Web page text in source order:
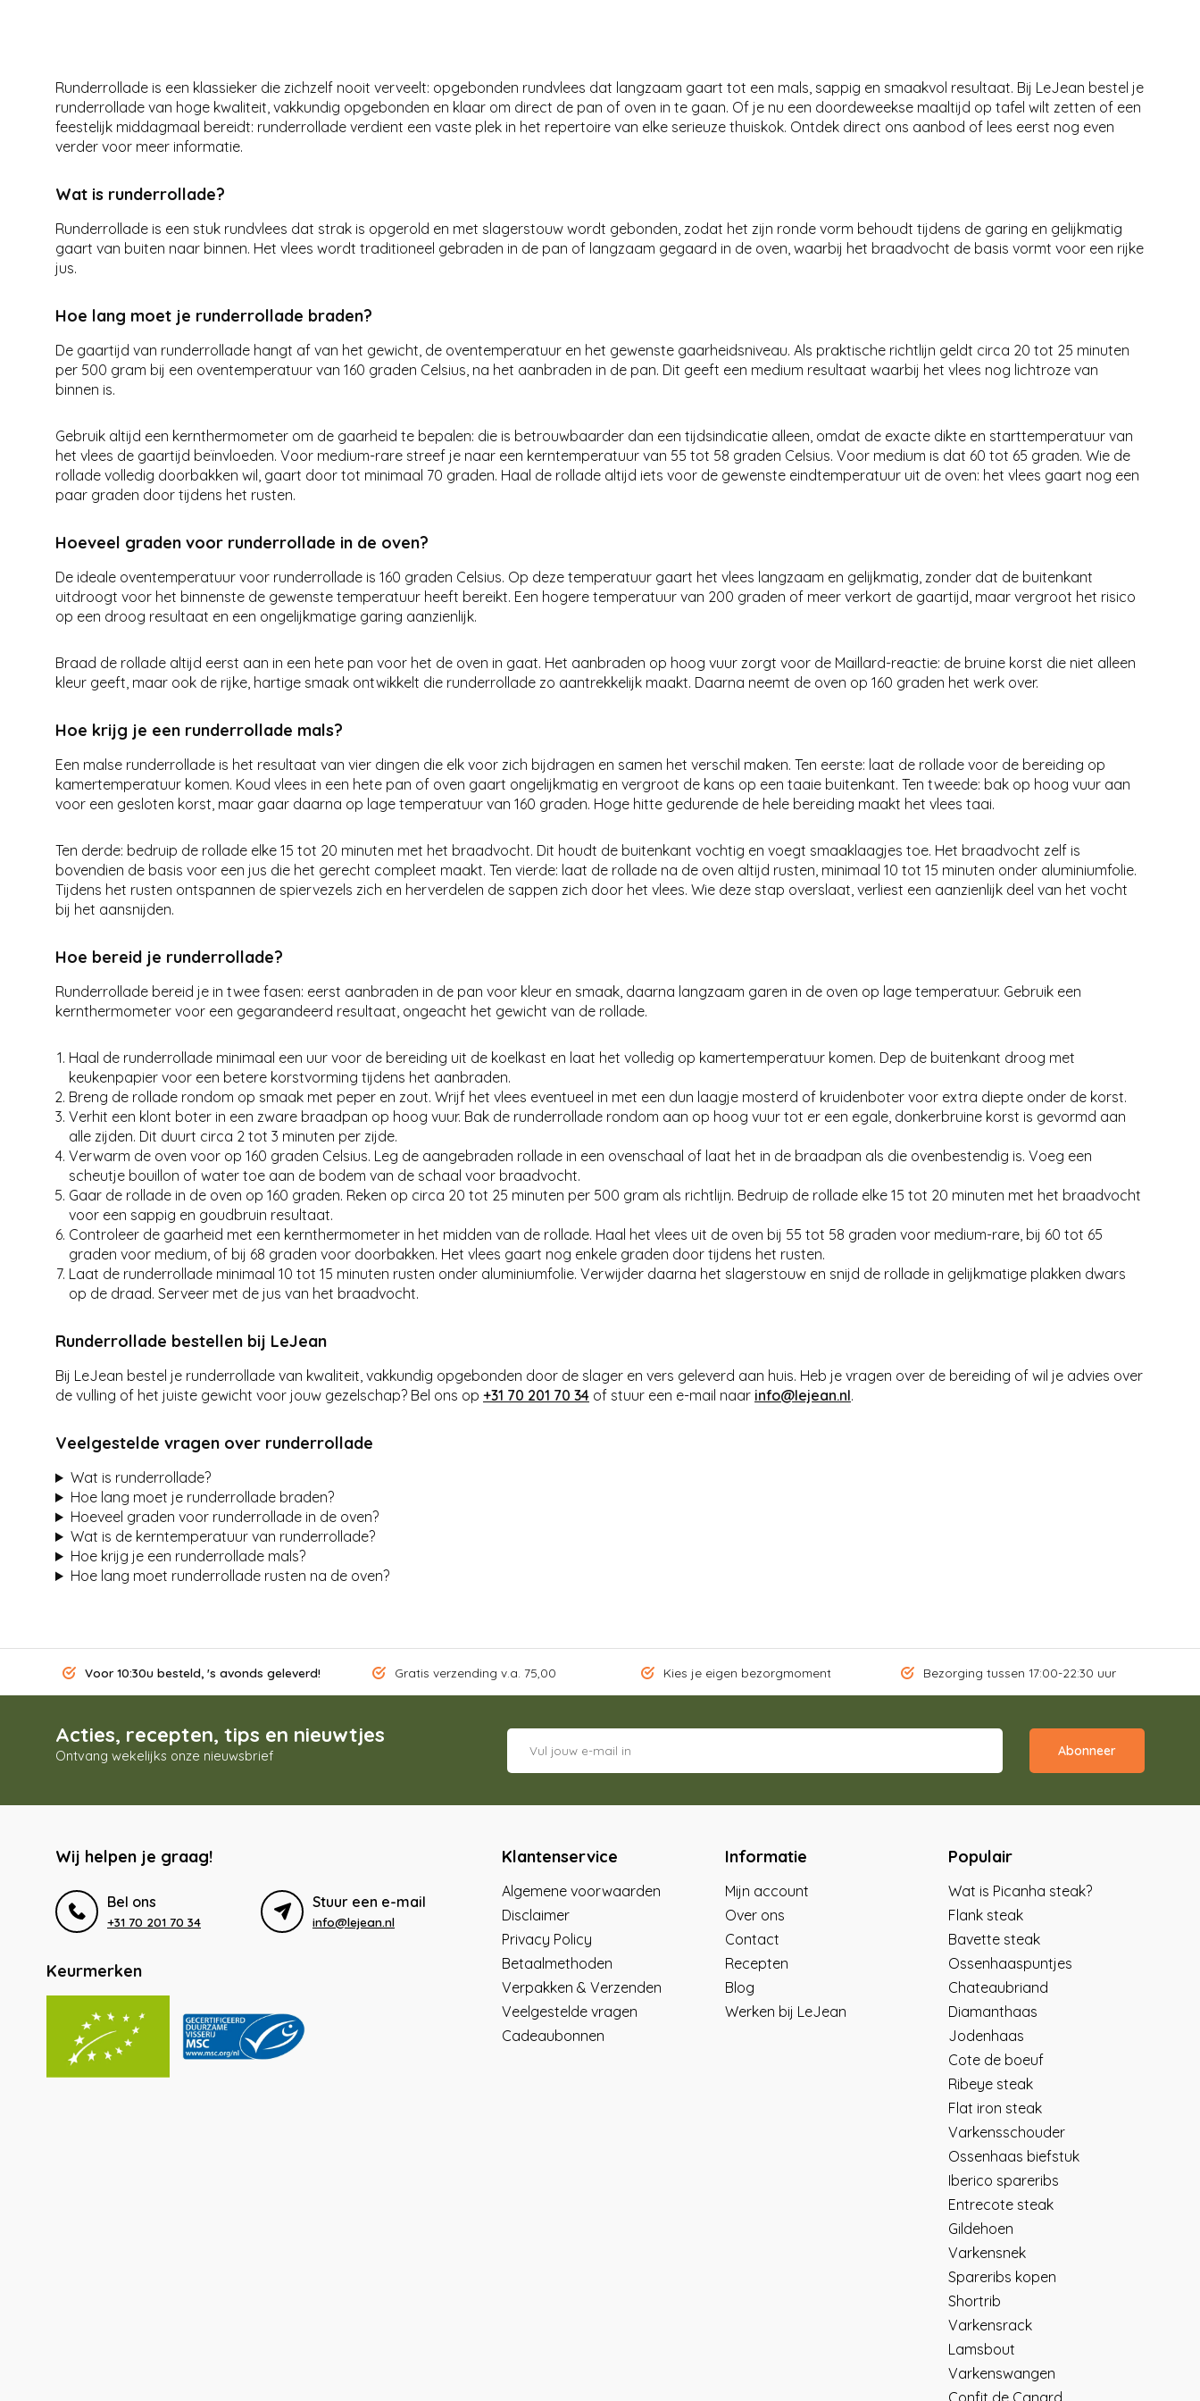
Runderrollade is een klassieker die zichzelf nooit verveelt: opgebonden rundvlees dat langzaam gaart tot een mals, sappig en smaakvol resultaat. Bij LeJean bestel je
runderrollade van hoge kwaliteit, vakkundig opgebonden en klaar om direct de pan of oven in te gaan. Of je nu een doordeweekse maaltijd op tafel wilt zetten of een
feestelijk middagmaal bereidt: runderrollade verdient een vaste plek in het repertoire van elke serieuze thuiskok. Ontdek direct ons aanbod of lees eerst nog even
verder voor meer informatie.
Wat is runderrollade?
Runderrollade is een stuk rundvlees dat strak is opgerold en met slagerstouw wordt gebonden, zodat het zijn ronde vorm behoudt tijdens de garing en gelijkmatig
gaart van buiten naar binnen. Het vlees wordt traditioneel gebraden in de pan of langzaam gegaard in de oven, waarbij het braadvocht de basis vormt voor een rijke
jus.
Hoe lang moet je runderrollade braden?
De gaartijd van runderrollade hangt af van het gewicht, de oventemperatuur en het gewenste gaarheidsniveau. Als praktische richtlijn geldt circa 20 tot 25 minuten
per 500 gram bij een oventemperatuur van 160 graden Celsius, na het aanbraden in de pan. Dit geeft een medium resultaat waarbij het vlees nog lichtroze van
binnen is.
Gebruik altijd een kernthermometer om de gaarheid te bepalen: die is betrouwbaarder dan een tijdsindicatie alleen, omdat de exacte dikte en starttemperatuur van
het vlees de gaartijd beïnvloeden. Voor medium-rare streef je naar een kerntemperatuur van 55 tot 58 graden Celsius. Voor medium is dat 60 tot 65 graden. Wie de
rollade volledig doorbakken wil, gaart door tot minimaal 70 graden. Haal de rollade altijd iets voor de gewenste eindtemperatuur uit de oven: het vlees gaart nog een
paar graden door tijdens het rusten.
Hoeveel graden voor runderrollade in de oven?
De ideale oventemperatuur voor runderrollade is 160 graden Celsius. Op deze temperatuur gaart het vlees langzaam en gelijkmatig, zonder dat de buitenkant
uitdroogt voor het binnenste de gewenste temperatuur heeft bereikt. Een hogere temperatuur van 200 graden of meer verkort de gaartijd, maar vergroot het risico
op een droog resultaat en een ongelijkmatige garing aanzienlijk.
Braad de rollade altijd eerst aan in een hete pan voor het de oven in gaat. Het aanbraden op hoog vuur zorgt voor de Maillard-reactie: de bruine korst die niet alleen
kleur geeft, maar ook de rijke, hartige smaak ontwikkelt die runderrollade zo aantrekkelijk maakt. Daarna neemt de oven op 160 graden het werk over.
Hoe krijg je een runderrollade mals?
Een malse runderrollade is het resultaat van vier dingen die elk voor zich bijdragen en samen het verschil maken. Ten eerste: laat de rollade voor de bereiding op
kamertemperatuur komen. Koud vlees in een hete pan of oven gaart ongelijkmatig en vergroot de kans op een taaie buitenkant. Ten tweede: bak op hoog vuur aan
voor een gesloten korst, maar gaar daarna op lage temperatuur van 160 graden. Hoge hitte gedurende de hele bereiding maakt het vlees taai.
Ten derde: bedruip de rollade elke 15 tot 20 minuten met het braadvocht. Dit houdt de buitenkant vochtig en voegt smaaklaagjes toe. Het braadvocht zelf is
bovendien de basis voor een jus die het gerecht compleet maakt. Ten vierde: laat de rollade na de oven altijd rusten, minimaal 10 tot 15 minuten onder aluminiumfolie.
Tijdens het rusten ontspannen de spiervezels zich en herverdelen de sappen zich door het vlees. Wie deze stap overslaat, verliest een aanzienlijk deel van het vocht
bij het aansnijden.
Hoe bereid je runderrollade?
Runderrollade bereid je in twee fasen: eerst aanbraden in de pan voor kleur en smaak, daarna langzaam garen in de oven op lage temperatuur. Gebruik een
kernthermometer voor een gegarandeerd resultaat, ongeacht het gewicht van de rollade.
Haal de runderrollade minimaal een uur voor de bereiding uit de koelkast en laat het volledig op kamertemperatuur komen. Dep de buitenkant droog met
keukenpapier voor een betere korstvorming tijdens het aanbraden.
Breng de rollade rondom op smaak met peper en zout. Wrijf het vlees eventueel in met een dun laagje mosterd of kruidenboter voor extra diepte onder de korst.
Verhit een klont boter in een zware braadpan op hoog vuur. Bak de runderrollade rondom aan op hoog vuur tot er een egale, donkerbruine korst is gevormd aan
alle zijden. Dit duurt circa 2 tot 3 minuten per zijde.
Verwarm de oven voor op 160 graden Celsius. Leg de aangebraden rollade in een ovenschaal of laat het in de braadpan als die ovenbestendig is. Voeg een
scheutje bouillon of water toe aan de bodem van de schaal voor braadvocht.
Gaar de rollade in de oven op 160 graden. Reken op circa 20 tot 25 minuten per 500 gram als richtlijn. Bedruip de rollade elke 15 tot 20 minuten met het braadvocht
voor een sappig en goudbruin resultaat.
Controleer de gaarheid met een kernthermometer in het midden van de rollade. Haal het vlees uit de oven bij 55 tot 58 graden voor medium-rare, bij 60 tot 65
graden voor medium, of bij 68 graden voor doorbakken. Het vlees gaart nog enkele graden door tijdens het rusten.
Laat de runderrollade minimaal 10 tot 15 minuten rusten onder aluminiumfolie. Verwijder daarna het slagerstouw en snijd de rollade in gelijkmatige plakken dwars
op de draad. Serveer met de jus van het braadvocht.
Runderrollade bestellen bij LeJean
Bij LeJean bestel je runderrollade van kwaliteit, vakkundig opgebonden door de slager en vers geleverd aan huis. Heb je vragen over de bereiding of wil je advies over
de vulling of het juiste gewicht voor jouw gezelschap? Bel ons op +31 70 201 70 34 of stuur een e-mail naar info@lejean.nl.
Veelgestelde vragen over runderrollade
Wat is runderrollade?
Hoe lang moet je runderrollade braden?
Hoeveel graden voor runderrollade in de oven?
Wat is de kerntemperatuur van runderrollade?
Hoe krijg je een runderrollade mals?
Hoe lang moet runderrollade rusten na de oven?
Voor 10:30u besteld, 's avonds geleverd! Gratis verzending v.a. 75,00 Kies je eigen bezorgmoment Bezorging tussen 17:00-22:30 uur
Acties, recepten, tips en nieuwtjes
Ontvang wekelijks onze nieuwsbrief Abonneer
Wij helpen je graag!
Bel ons
+31 70 201 70 34
Stuur een e-mail
info@lejean.nl
Keurmerken
Klantenservice
Algemene voorwaarden
Disclaimer
Privacy Policy
Betaalmethoden
Verpakken & Verzenden
Veelgestelde vragen
Cadeaubonnen
Informatie
Mijn account
Over ons
Contact
Recepten
Blog
Werken bij LeJean
Populair
Wat is Picanha steak?
Flank steak
Bavette steak
Ossenhaaspuntjes
Chateaubriand
Diamanthaas
Jodenhaas
Cote de boeuf
Ribeye steak
Flat iron steak
Varkensschouder
Ossenhaas biefstuk
Iberico spareribs
Entrecote steak
Gildehoen
Varkensnek
Spareribs kopen
Shortrib
Varkensrack
Lamsbout
Varkenswangen
Confit de Canard